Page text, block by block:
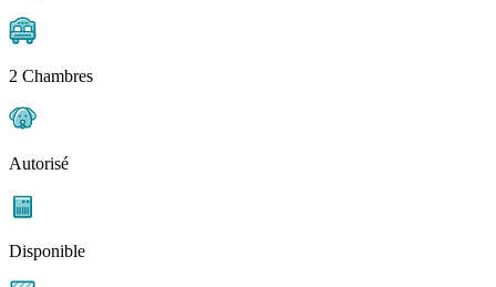
2 Chambres
Autorisé
Disponible